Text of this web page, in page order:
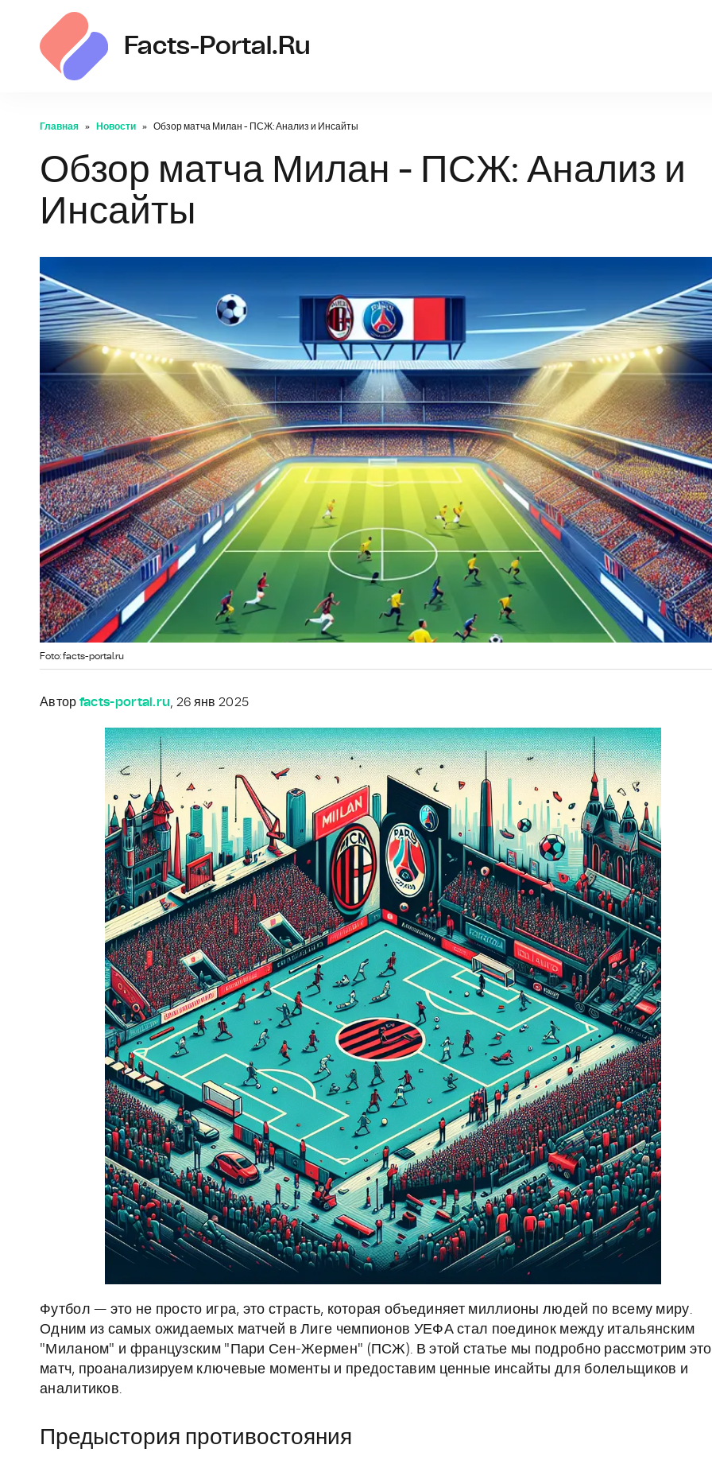
Facts-Portal.ru
Главная Новости Обзор матча Милан - ПСЖ: Анализ и Инсайты
Обзор матча Милан - ПСЖ: Анализ и
Инсайты
Foto: facts-portal.ru
Автор facts-portal.ru, 26 янв 2025
Футбол — это не просто игра, это страсть, которая объединяет миллионы людей по всему миру.
Одним из самых ожидаемых матчей в Лиге чемпионов УЕФА стал поединок между итальянским
"Миланом" и французским "Пари Сен-Жермен" (ПСЖ). В этой статье мы подробно рассмотрим
матч, проанализируем ключевые моменты и предоставим ценные инсайты для болельщиков и
аналитиков.
Предыстория противостояния